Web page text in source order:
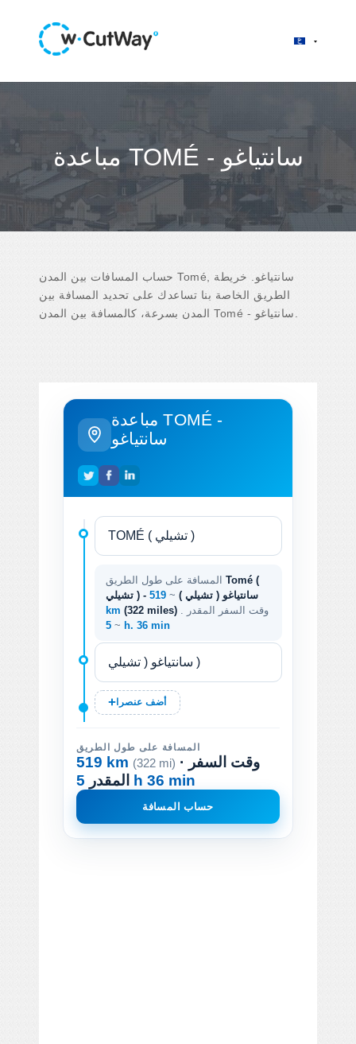
مباعدة TOMÉ - سانتياغو
حساب المسافات بين المدن Tomé, سانتياغو. خريطة
الطريق الخاصة بنا تساعدك على تحديد المسافة بين
مباعدة TOMÉ -
سانتياغو
Tomé (
تشيلي ) - سانتياغو ( تشيلي ) ~
519
km (322 miles)
~ 5 h. 36 min
أضف عنصرا
المسافة على طول الطريق
519 km (322 mi) · وقت السفر
المقدر 5 h 36 min
حساب المسافة